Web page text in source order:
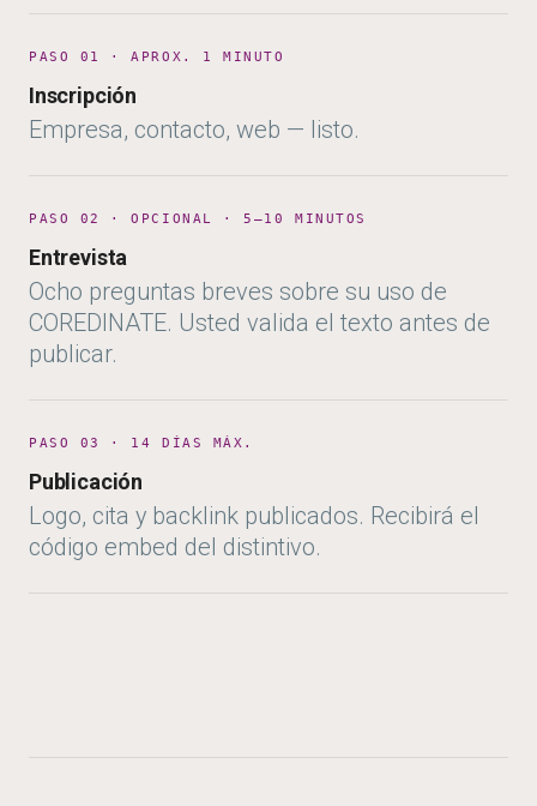
PASO 01 · APROX. 1 MINUTO
Inscripción
Empresa, contacto, web — listo.
PASO 02 · OPCIONAL · 5–10 MINUTOS
Entrevista
Ocho preguntas breves sobre su uso de
COREDINATE. Usted valida el texto antes de
publicar.
PASO 03 · 14 DÍAS MÁX.
Publicación
Logo, cita y backlink publicados. Recibirá el
código embed del distintivo.